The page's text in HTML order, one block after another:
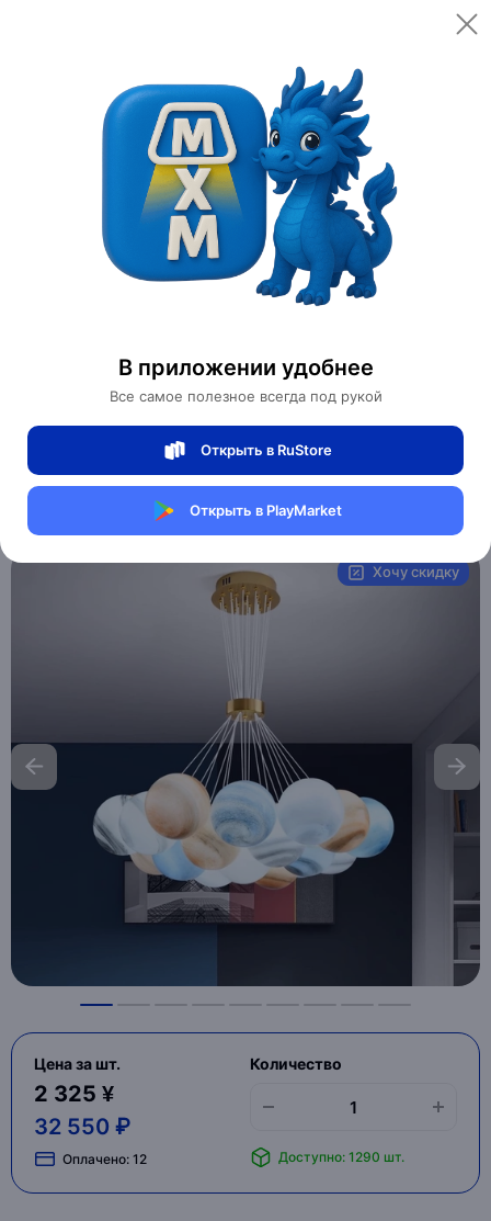
В приложении удобнее
Все самое полезное всегда под рукой
Открыть в RuStore
Открыть в PlayMarket
Открыть
Категории
Дизайнерские светильники
плафонов, разноцветный
Магазин Table lamps
MXM5369700913
Хочу скидку
Цена за шт.
2 325 ¥
32 550 ₽
Оплачено: 12
Количество
Доступно: 1290 шт.